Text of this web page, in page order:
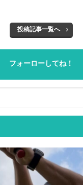
投稿記事一覧へ
フォーローしてね！